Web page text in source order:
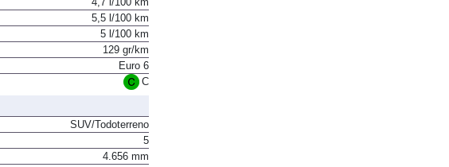
5,5 l/100 km
5 l/100 km
129 gr/km
Euro 6
C
SUV/Todoterreno
5
4.656 mm